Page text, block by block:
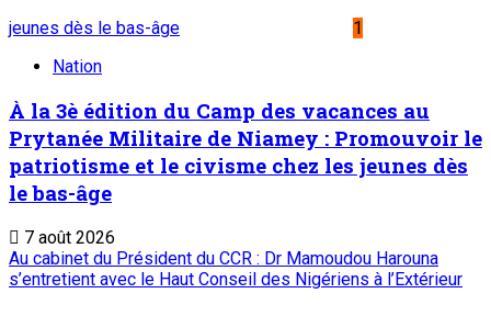
jeunes dès le bas-âge
1
Nation
À la 3è édition du Camp des vacances au
Prytanée Militaire de Niamey : Promouvoir le
patriotisme et le civisme chez les jeunes dès
le bas-âge
7 août 2026
Au cabinet du Président du CCR : Dr Mamoudou Harouna
s’entretient avec le Haut Conseil des Nigériens à l’Extérieur